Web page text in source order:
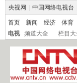
央视网 中国网络电视台
首页 新闻 经济 体育
电视
频道大全 栏目大